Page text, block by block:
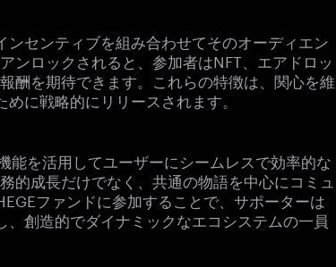
センティブを組み合わせてそのオーディエン
ンロックされると、参加者はNFT、エアドロッ
酬を期待できます。これらの特徴は、関心を維
に戦略的にリリースされます。
を活用してユーザーにシームレスで効率的な
的成長だけでなく、共通の物語を中心にコミュ
ファンドに参加することで、サポーターは
創造的でダイナミックなエコシステムの一員